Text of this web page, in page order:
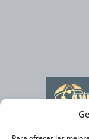
CONTRA EL